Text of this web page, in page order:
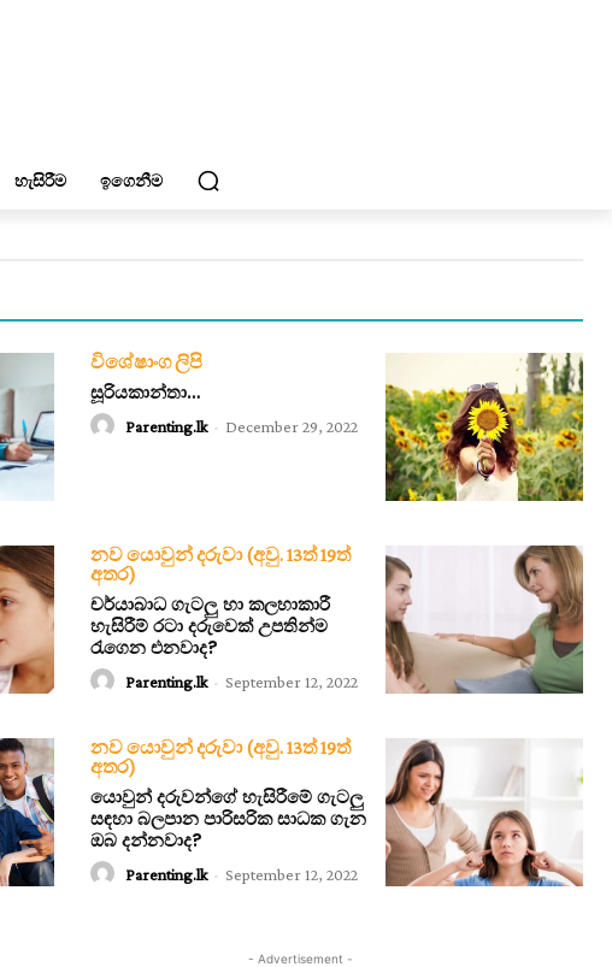
හැසිරීම ඉගෙනීම
විශේෂාංග ලිපි
සූරියකාන්තා…
Parenting.lk - December 29, 2022
නව යොවුන් දරුවා (අවු. 13ත් 19ත්
අතර)
චර්යාබාධ ගැටලු හා කලහාකාරී
හැසිරීම් රටා දරුවෙක් උපතින්ම
රැගෙන එනවාද?
Parenting.lk - September 12, 2022
නව යොවුන් දරුවා (අවු. 13ත් 19ත්
අතර)
යොවුන් දරුවන්ගේ හැසිරීමේ ගැටලු
සඳහා බලපාන පාරිසරික සාධක ගැන
ඔබ දන්නවාද?
Parenting.lk - September 12, 2022
- Advertisement -